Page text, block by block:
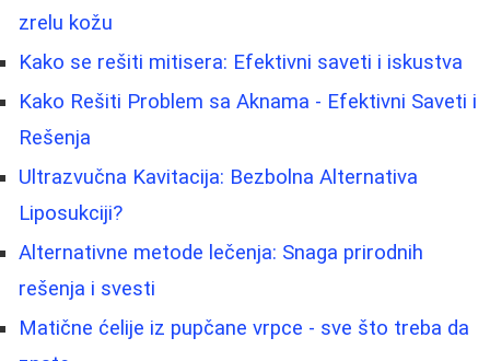
zrelu kožu
Kako se rešiti mitisera: Efektivni saveti i iskustva
Kako Rešiti Problem sa Aknama - Efektivni Saveti i
Rešenja
Ultrazvučna Kavitacija: Bezbolna Alternativa
Liposukciji?
Alternativne metode lečenja: Snaga prirodnih
rešenja i svesti
Matične ćelije iz pupčane vrpce - sve što treba da